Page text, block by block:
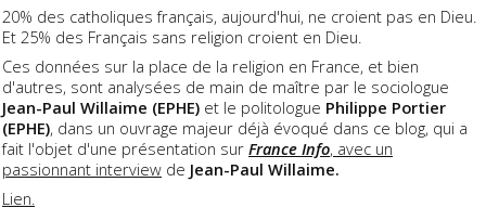
20% des catholiques français, aujourd'hui, ne croient pas en Dieu.
Et 25% des Français sans religion croient en Dieu.
Ces données sur la place de la religion en France, et bien
d'autres, sont analysées de main de maître par le sociologue
Jean-Paul Willaime (EPHE) et le politologue Philippe Portier
(EPHE), dans un ouvrage majeur déjà évoqué dans ce blog, qui a
fait l'objet d'une présentation sur France Info, avec un
passionnant interview de Jean-Paul Willaime.
Lien.